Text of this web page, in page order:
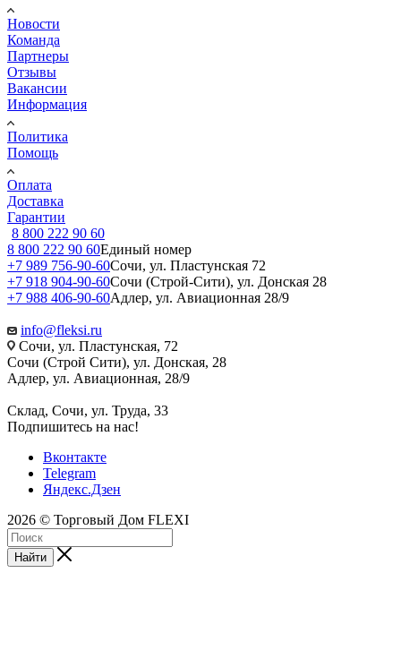
Новости
Команда
Партнеры
Отзывы
Вакансии
Информация
Политика
Помощь
Оплата
Доставка
Гарантии
8 800 222 90 60
8 800 222 90 60Единый номер
+7 989 756-90-60Сочи, ул. Пластунская 72
+7 918 904-90-60Сочи (Строй-Сити), ул. Донская 28
+7 988 406-90-60Адлер, ул. Авиационная 28/9
info@fleksi.ru
Сочи, ул. Пластунская, 72
Сочи (Строй Сити), ул. Донская, 28
Адлер, ул. Авиационная, 28/9
Склад, Сочи, ул. Труда, 33
Подпишитесь на нас!
Вконтакте
Telegram
Яндекс.Дзен
2026 © Торговый Дом FLEXI
Найти